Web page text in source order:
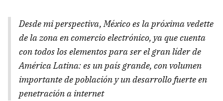
Desde mi perspectiva, México es la próxima vedette
de la zona en comercio electrónico, ya que cuenta
con todos los elementos para ser el gran líder de
América Latina: es un país grande, con volumen
importante de población y un desarrollo fuerte en
penetración a internet